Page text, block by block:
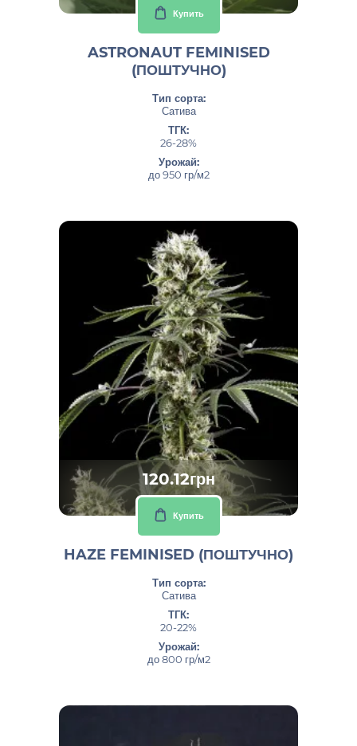
Купить
ASTRONAUT FEMINISED
(ПОШТУЧНО)
Тип сорта:
Сатива
ТГК:
26-28%
Урожай:
до 950 гр/м2
120.12грн
Купить
HAZE FEMINISED (ПОШТУЧНО)
Тип сорта:
Сатива
ТГК:
20-22%
Урожай:
до 800 гр/м2